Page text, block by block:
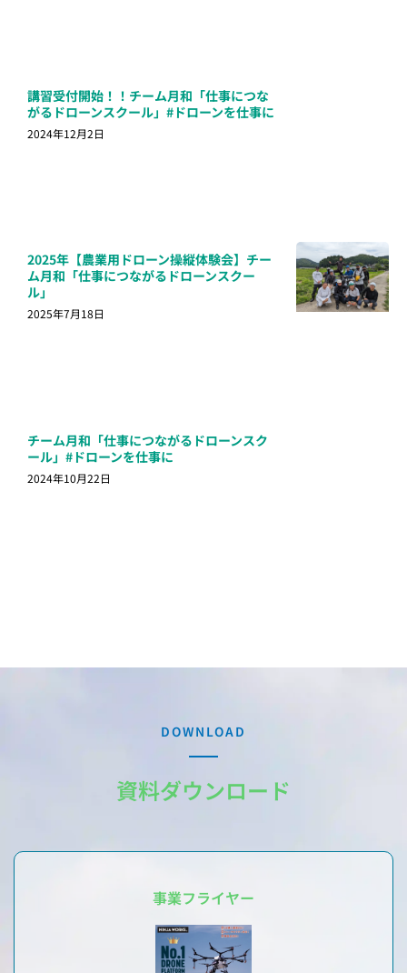
講習受付開始！！チーム月和「仕事につな
がるドローンスクール」#ドローンを仕事に
2024年12月2日
2025年【農業用ドローン操縦体験会】チー
ム月和「仕事につながるドローンスクー
ル」
2025年7月18日
チーム月和「仕事につながるドローンスク
ール」#ドローンを仕事に
2024年10月22日
DOWNLOAD
資料ダウンロード
事業フライヤー